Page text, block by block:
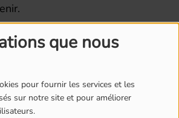
que nous
pour fournir les services et les
sur notre site et pour améliorer
par Pauline Ziadé.